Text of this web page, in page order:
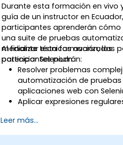
Durante esta formación en vivo
guía de un instructor en
participantes aprenderán cómo
una suite de pruebas
mediante técnicas avanzadas
potenciar Selenium.
Al finalizar esta formación, los
participantes podrán:
Resolver problemas
automatización de pruebas
aplicaciones web con
Aplicar expresiones
patrones.
Gestionar excepciones que
Leer más...